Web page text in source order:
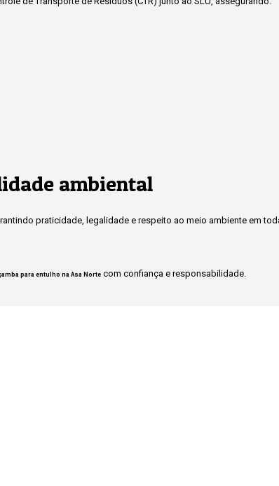
ambiental
praticidade, legalidade e respeito ao meio ambiente em
para entulho na Asa Norte com confiança e responsabilidade.